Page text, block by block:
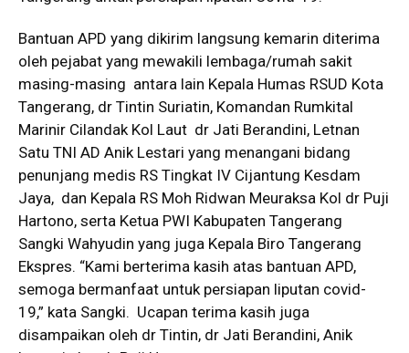
Bantuan APD yang dikirim langsung kemarin diterima
oleh pejabat yang mewakili lembaga/rumah sakit
masing-masing antara lain Kepala Humas RSUD Kota
Tangerang, dr Tintin Suriatin, Komandan Rumkital
Marinir Cilandak Kol Laut dr Jati Berandini, Letnan
Satu TNI AD Anik Lestari yang menangani bidang
penunjang medis RS Tingkat IV Cijantung Kesdam
Jaya, dan Kepala RS Moh Ridwan Meuraksa Kol dr Puji
Hartono, serta Ketua PWI Kabupaten Tangerang
Sangki Wahyudin yang juga Kepala Biro Tangerang
Ekspres. “Kami berterima kasih atas bantuan APD,
semoga bermanfaat untuk persiapan liputan covid-
19,” kata Sangki. Ucapan terima kasih juga
disampaikan oleh dr Tintin, dr Jati Berandini, Anik